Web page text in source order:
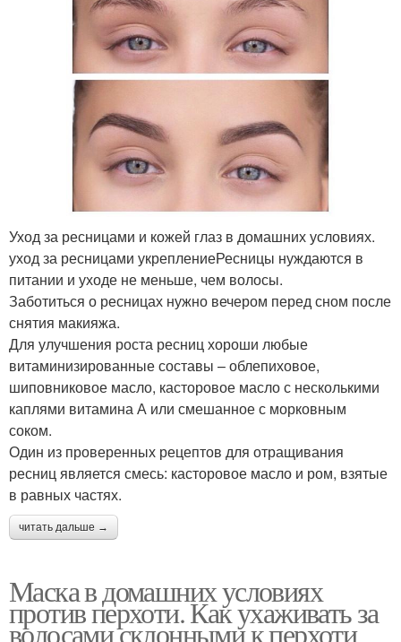
Уход за ресницами и кожей глаз в домашних условиях.
уход за ресницами укреплениеРесницы нуждаются в
питании и уходе не меньше, чем волосы.
Заботиться о ресницах нужно вечером перед сном после
снятия макияжа.
Для улучшения роста ресниц хороши любые
витаминизированные составы – облепиховое,
шиповниковое масло, касторовое масло с несколькими
каплями витамина А или смешанное с морковным
соком.
Один из проверенных рецептов для отращивания
ресниц является смесь: касторовое масло и ром, взятые
в равных частях.
читать дальше →
Маска в домашних условиях
против перхоти. Как ухаживать за
волосами склонными к перхоти